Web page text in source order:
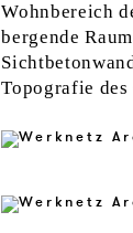
Wohnbereich
bergende
Topografie des